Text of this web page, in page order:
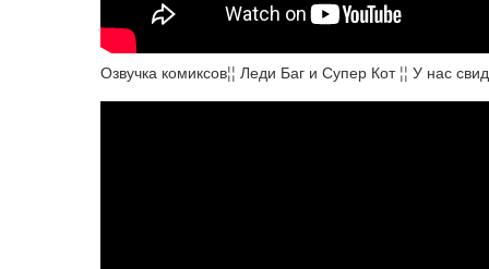
Озвучка комиксов¦¦ Леди Баг и Супер Кот ¦¦ У нас